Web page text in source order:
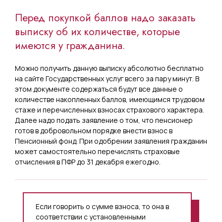
Перед покупкой баллов надо заказать
выписку об их количестве, которые
имеются у гражданина.
Можно получить данную выписку абсолютно бесплатно
на сайте Государственных услуг всего за пару минут. В
этом документе содержаться будут все данные о
количестве накопленных баллов, имеющимся трудовом
стаже и перечисленных взносах страхового характера.
Далее надо подать заявление о том, что пенсионер
готов в добровольном порядке внести взнос в
Пенсионный фонд. При одобрении заявления гражданин
может самостоятельно перечислять страховые
отчисления в ПФР до 31 декабря ежегодно.
Если говорить о сумме взноса, то она в
соответствии с установленными